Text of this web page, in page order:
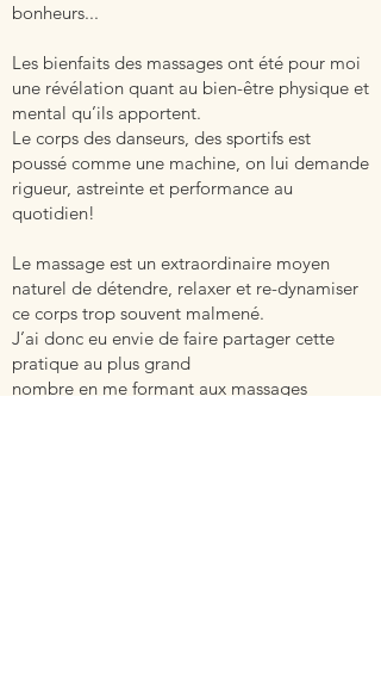
bonheurs...
Les bienfaits des massages ont été pour moi
une révélation quant au bien-être physique et
mental qu’ils apportent.
Le corps des danseurs, des sportifs est
poussé comme une machine, on lui demande
rigueur, astreinte et performance au
quotidien!
Le massage est un extraordinaire moyen
naturel de détendre, relaxer et re-dynamiser
ce corps trop souvent malmené.​
J’ai donc eu envie de faire partager cette
pratique au plus grand
nombre en me formant aux massages